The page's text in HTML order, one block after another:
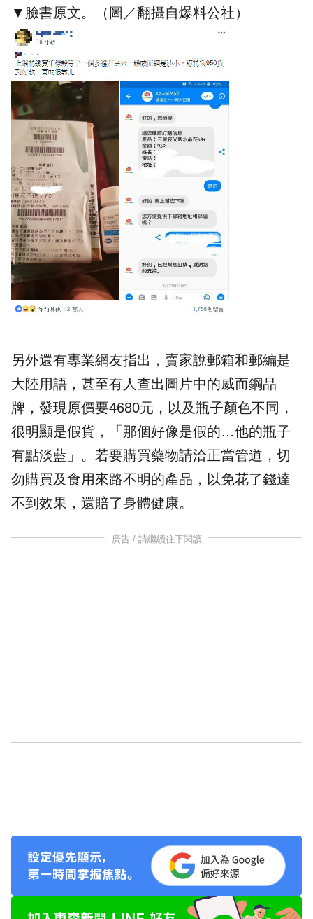
▼臉書原文。（圖／翻攝自爆料公社）
另外還有專業網友指出，賣家說郵箱和郵編是
大陸用語，甚至有人查出圖片中的威而鋼品
牌，發現原價要4680元，以及瓶子顏色不同，
很明顯是假貨，「那個好像是假的…他的瓶子
有點淡藍」。若要購買藥物請洽正當管道，切
勿購買及食用來路不明的產品，以免花了錢達
不到效果，還賠了身體健康。
廣告 / 請繼續往下閱讀